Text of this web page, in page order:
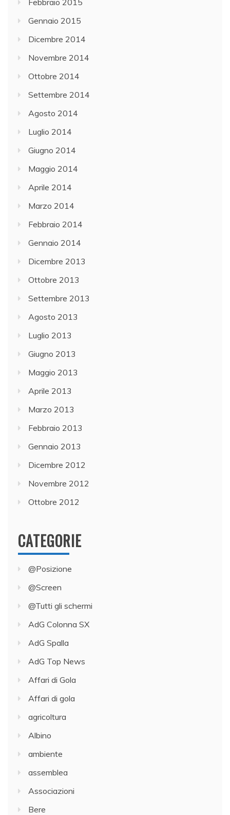
Gennaio 2015
Dicembre 2014
Novembre 2014
Ottobre 2014
Settembre 2014
Agosto 2014
Luglio 2014
Giugno 2014
Maggio 2014
Aprile 2014
Marzo 2014
Febbraio 2014
Gennaio 2014
Dicembre 2013
Ottobre 2013
Settembre 2013
Agosto 2013
Luglio 2013
Giugno 2013
Maggio 2013
Aprile 2013
Marzo 2013
Febbraio 2013
Gennaio 2013
Dicembre 2012
Novembre 2012
Ottobre 2012
CATEGORIE
@Posizione
@Screen
@Tutti gli schermi
AdG Colonna SX
AdG Spalla
AdG Top News
Affari di Gola
Affari di gola
agricoltura
Albino
ambiente
assemblea
Associazioni
Bere